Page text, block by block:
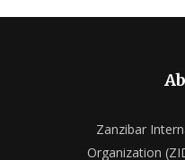
Zanzibar
Organization